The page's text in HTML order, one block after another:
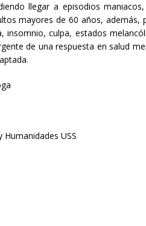
llegar a episodios
mayores de 60 años,
insomnio, culpa, estados
de una respuesta en salud
Humanidades USS